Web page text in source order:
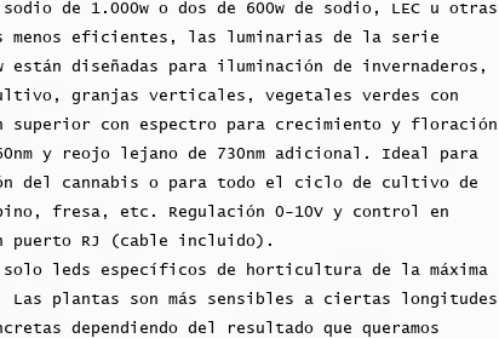
de 1.000w o dos de 600w de sodio, LEC u otras
menos eficientes, las luminarias de la serie
están diseñadas para iluminación de invernaderos,
granjas verticales, vegetales verdes con
superior con espectro para crecimiento y floración
y reojo lejano de 730nm adicional. Ideal para
del cannabis o para todo el ciclo de cultivo de
fresa, etc. Regulación 0-10V y control en
puerto RJ (cable incluido).
solo leds específicos de horticultura de la máxima
plantas son más sensibles a ciertas longitudes
dependiendo del resultado que queramos